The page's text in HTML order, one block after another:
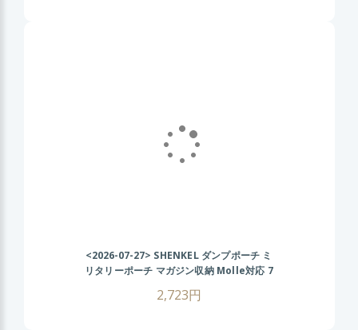
<2026-07-27> SHENKEL ダンプポーチ ミ
リタリーポーチ マガジン収納 Molle対応 7
ーブドラブ
2,723円